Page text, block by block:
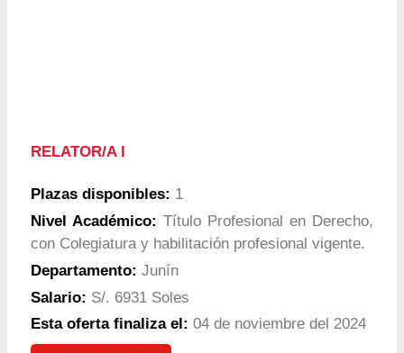
RELATOR/A I
Plazas disponibles: 1
Nivel Académico: Título Profesional en Derecho,
con Colegiatura y habilitación profesional vigente.
Departamento: Junín
Salario: S/. 6931 Soles
Esta oferta finaliza el: 04 de noviembre del 2024